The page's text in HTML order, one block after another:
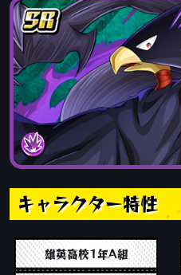
キャラクター特性
雄英高校1年A組